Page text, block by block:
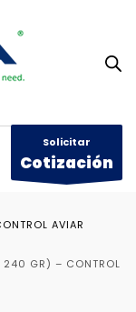
Solicitar
Cotización
AVIAR
240 GR) – CONTROL